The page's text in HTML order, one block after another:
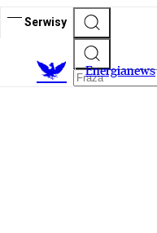
Serwisy
Energianews